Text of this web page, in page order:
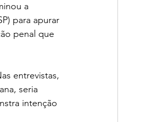
a
para apurar
penal que
entrevistas,
seria
intenção